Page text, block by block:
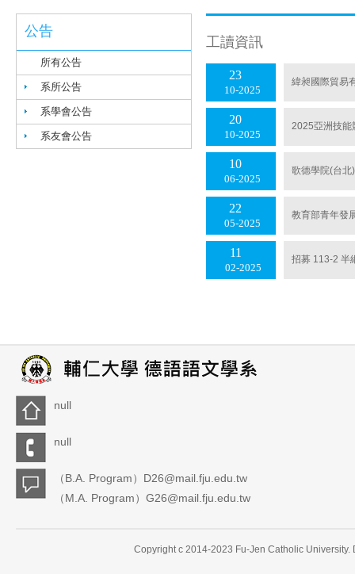
公告
所有公告
系所公告
系學會公告
系友會公告
工讀資訊
10 2025
23 緯昶國際貿易
10 2025
20 2025亞洲技能
06 2025
10 歌德學院(台北
05 2025
22 教育部青年發
02 2025
11 招募 113-2 半
null
null
（B.A. Program）D26@mail.fju.edu.tw
（M.A. Program）G26@mail.fju.edu.tw
Copyright c 2014-2023 Fu-Jen Catholic